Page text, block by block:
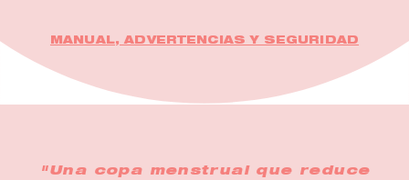
MANUAL, ADVERTENCIAS Y SEGURIDAD
"Una copa menstrual que reduce